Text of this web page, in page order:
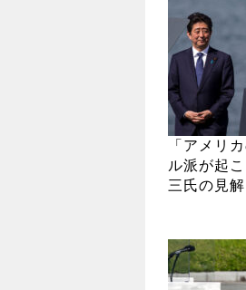
「アメリ
ル派が起
三氏の見解